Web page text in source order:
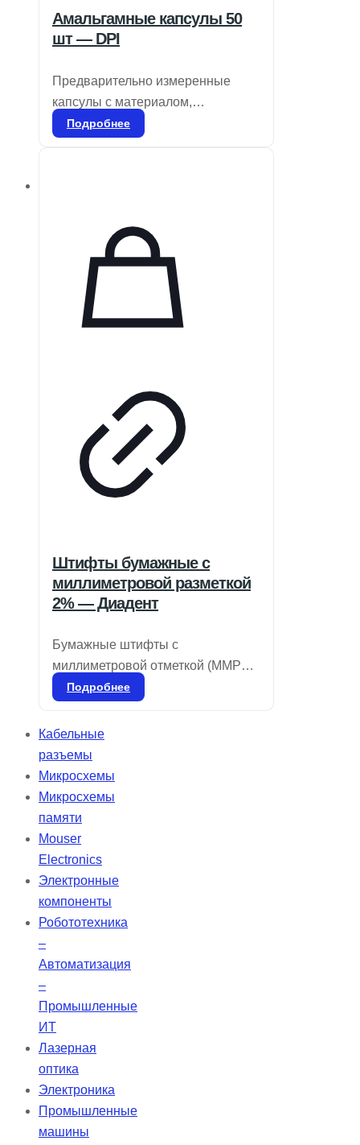
Амальгамные капсулы 50
шт — DPI
Предварительно измеренные
капсулы с материалом,
свободным от гамма-2 и ртути
реставраций боковых зубов и
ситуаций, где эстетика не
является приоритетной. Удобны в
использовании благодаря
цветовой маркировке и
предварительной дозировке.
Подробнее
Штифты бумажные с
миллиметровой разметкой
2% — Диадент
Бумажные штифты с
миллиметровой отметкой (MMPP)
предназначены для
глубины корневого канала перед
установкой гуттаперчевых
штифтов. Они хорошо впитывают
влагу и имеют цветовую
кодировку для обозначения
размеров в соответствии с ISO.
Подробнее
Кабельные
разъемы
Микросхемы
Микросхемы
памяти
Mouser
Electronics
Электронные
компоненты
Робототехника
–
Автоматизация
–
Промышленные
ИТ
Лазерная
оптика
Электроника
Промышленные
машины